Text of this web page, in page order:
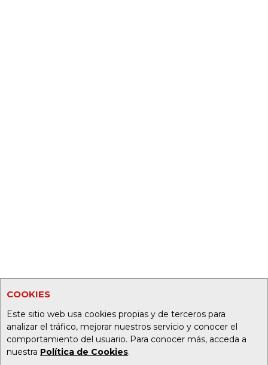
COOKIES
Este sitio web usa cookies propias y de terceros para
analizar el tráfico, mejorar nuestros servicio y conocer el
comportamiento del usuario. Para conocer más, acceda a
nuestra Política de Cookies.